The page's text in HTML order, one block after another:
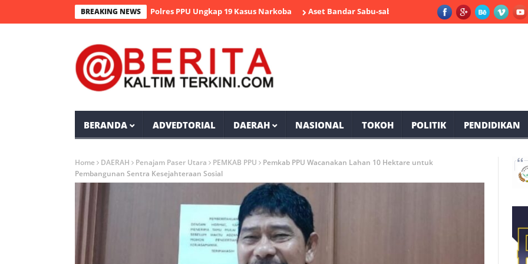
BREAKING NEWS
Antik Mahakam 2026 Polres PPU Ungkap 19 Kasus Narkoba Aset Bandar Sabu-sabu Muara Komam Bernilai Miliaran Rupiah
BERANDA ADVEDTORIAL DAERAH NASIONAL TOKOH POLITIK PENDIDIKAN
Home DAERAH Penajam Paser Utara PEMKAB PPU
Pemkab PPU Wacanakan Lahan 10 Hektare untuk
Pembangunan Sentra Kesejahteraan Sosial